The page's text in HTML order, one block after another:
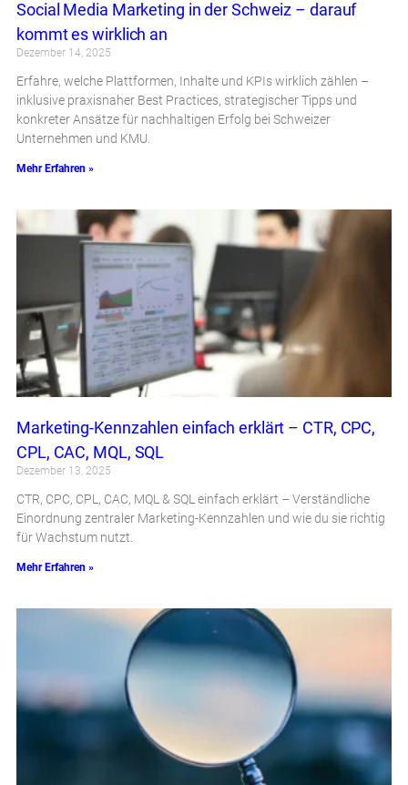
Social Media Marketing in der Schweiz – darauf
kommt es wirklich an
Dezember 14, 2025
Erfahre, welche Plattformen, Inhalte und KPIs wirklich zählen –
inklusive praxisnaher Best Practices, strategischer Tipps und
konkreter Ansätze für nachhaltigen Erfolg bei Schweizer
Unternehmen und KMU.
Mehr Erfahren »
Marketing-Kennzahlen einfach erklärt – CTR, CPC,
CPL, CAC, MQL, SQL
Dezember 13, 2025
CTR, CPC, CPL, CAC, MQL & SQL einfach erklärt – Verständliche
Einordnung zentraler Marketing-Kennzahlen und wie du sie richtig
für Wachstum nutzt.
Mehr Erfahren »